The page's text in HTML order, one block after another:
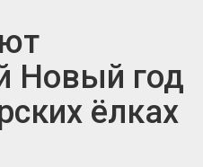
Новый год
ёлках